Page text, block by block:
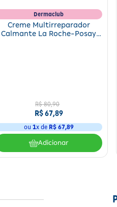
Dermaclub
Creme Multirreparador
Calmante La Roche-Posay
R$ 80,90
R$67,89
ou 1x de R$ 67,89
Adicionar